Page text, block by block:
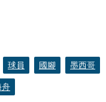
球員 國腳
墨西哥